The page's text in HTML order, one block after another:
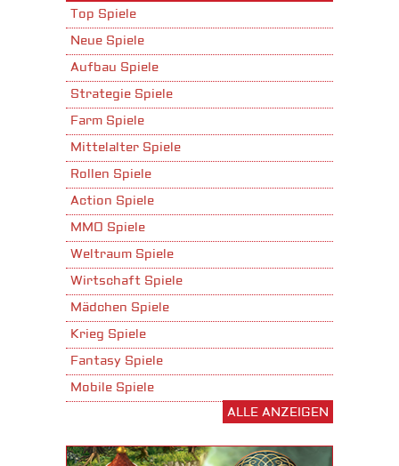
Top Spiele
Neue Spiele
Aufbau Spiele
Strategie Spiele
Farm Spiele
Mittelalter Spiele
Rollen Spiele
Action Spiele
MMO Spiele
Weltraum Spiele
Wirtschaft Spiele
Mädchen Spiele
Krieg Spiele
Fantasy Spiele
Mobile Spiele
ALLE ANZEIGEN